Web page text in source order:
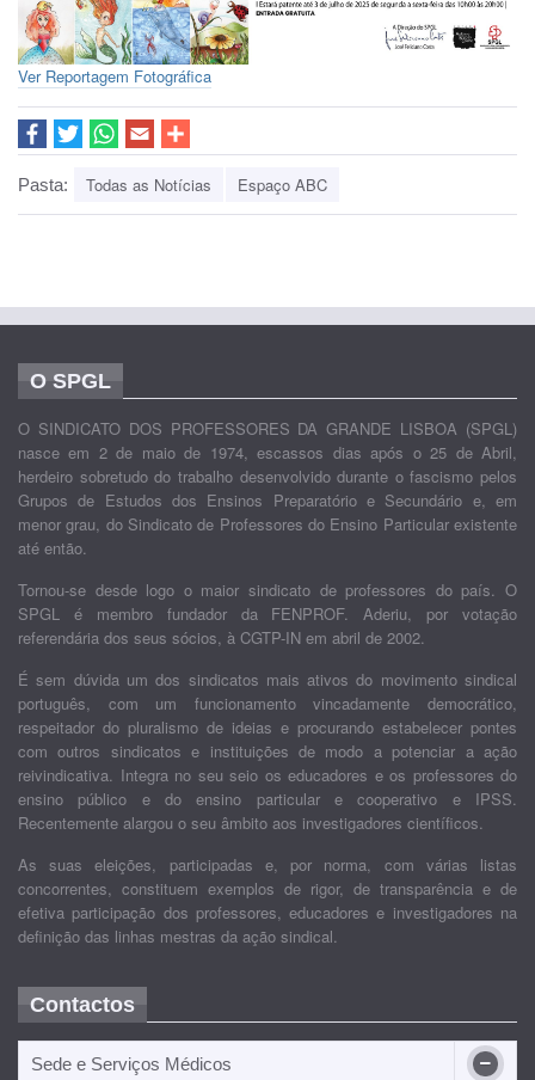
Ver Reportagem Fotográfica
Pasta: Todas as Notícias Espaço ABC
O SPGL
O SINDICATO DOS PROFESSORES DA GRANDE LISBOA (SPGL)
nasce em 2 de maio de 1974, escassos dias após o 25 de Abril,
herdeiro sobretudo do trabalho desenvolvido durante o fascismo pelos
Grupos de Estudos dos Ensinos Preparatório e Secundário e, em
menor grau, do Sindicato de Professores do Ensino Particular existente
até então.
Tornou-se desde logo o maior sindicato de professores do país. O
SPGL é membro fundador da FENPROF. Aderiu, por votação
referendária dos seus sócios, à CGTP-IN em abril de 2002.
É sem dúvida um dos sindicatos mais ativos do movimento sindical
português, com um funcionamento vincadamente democrático,
respeitador do pluralismo de ideias e procurando estabelecer pontes
com outros sindicatos e instituições de modo a potenciar a ação
reivindicativa. Integra no seu seio os educadores e os professores do
ensino público e do ensino particular e cooperativo e IPSS.
Recentemente alargou o seu âmbito aos investigadores científicos.
As suas eleições, participadas e, por norma, com várias listas
concorrentes, constituem exemplos de rigor, de transparência e de
efetiva participação dos professores, educadores e investigadores na
definição das linhas mestras da ação sindical.
Contactos
Sede e Serviços Médicos